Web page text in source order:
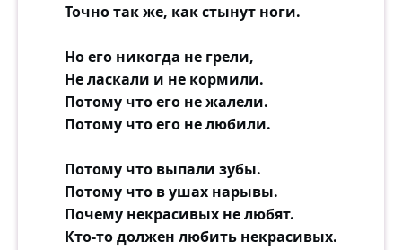
Точно так же, как стынут ноги.
Но его никогда не грели,
Не ласкали и не кормили.
Потому что его не жалели.
Потому что его не любили.
Потому что выпали зубы.
Потому что в ушах нарывы.
Почему некрасивых не любят.
Кто-то должен любить некрасивых.